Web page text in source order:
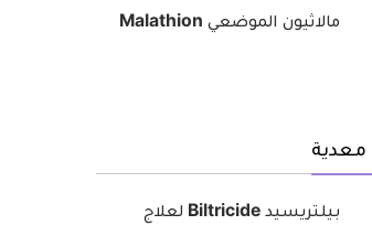
مالاثيون الموضعي Malathion
معدية
بيلتريسيد Biltricide لعلاج